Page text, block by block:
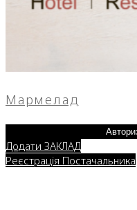
Мармелад
Додати ЗАКЛАД
Реєстрація Постачальника